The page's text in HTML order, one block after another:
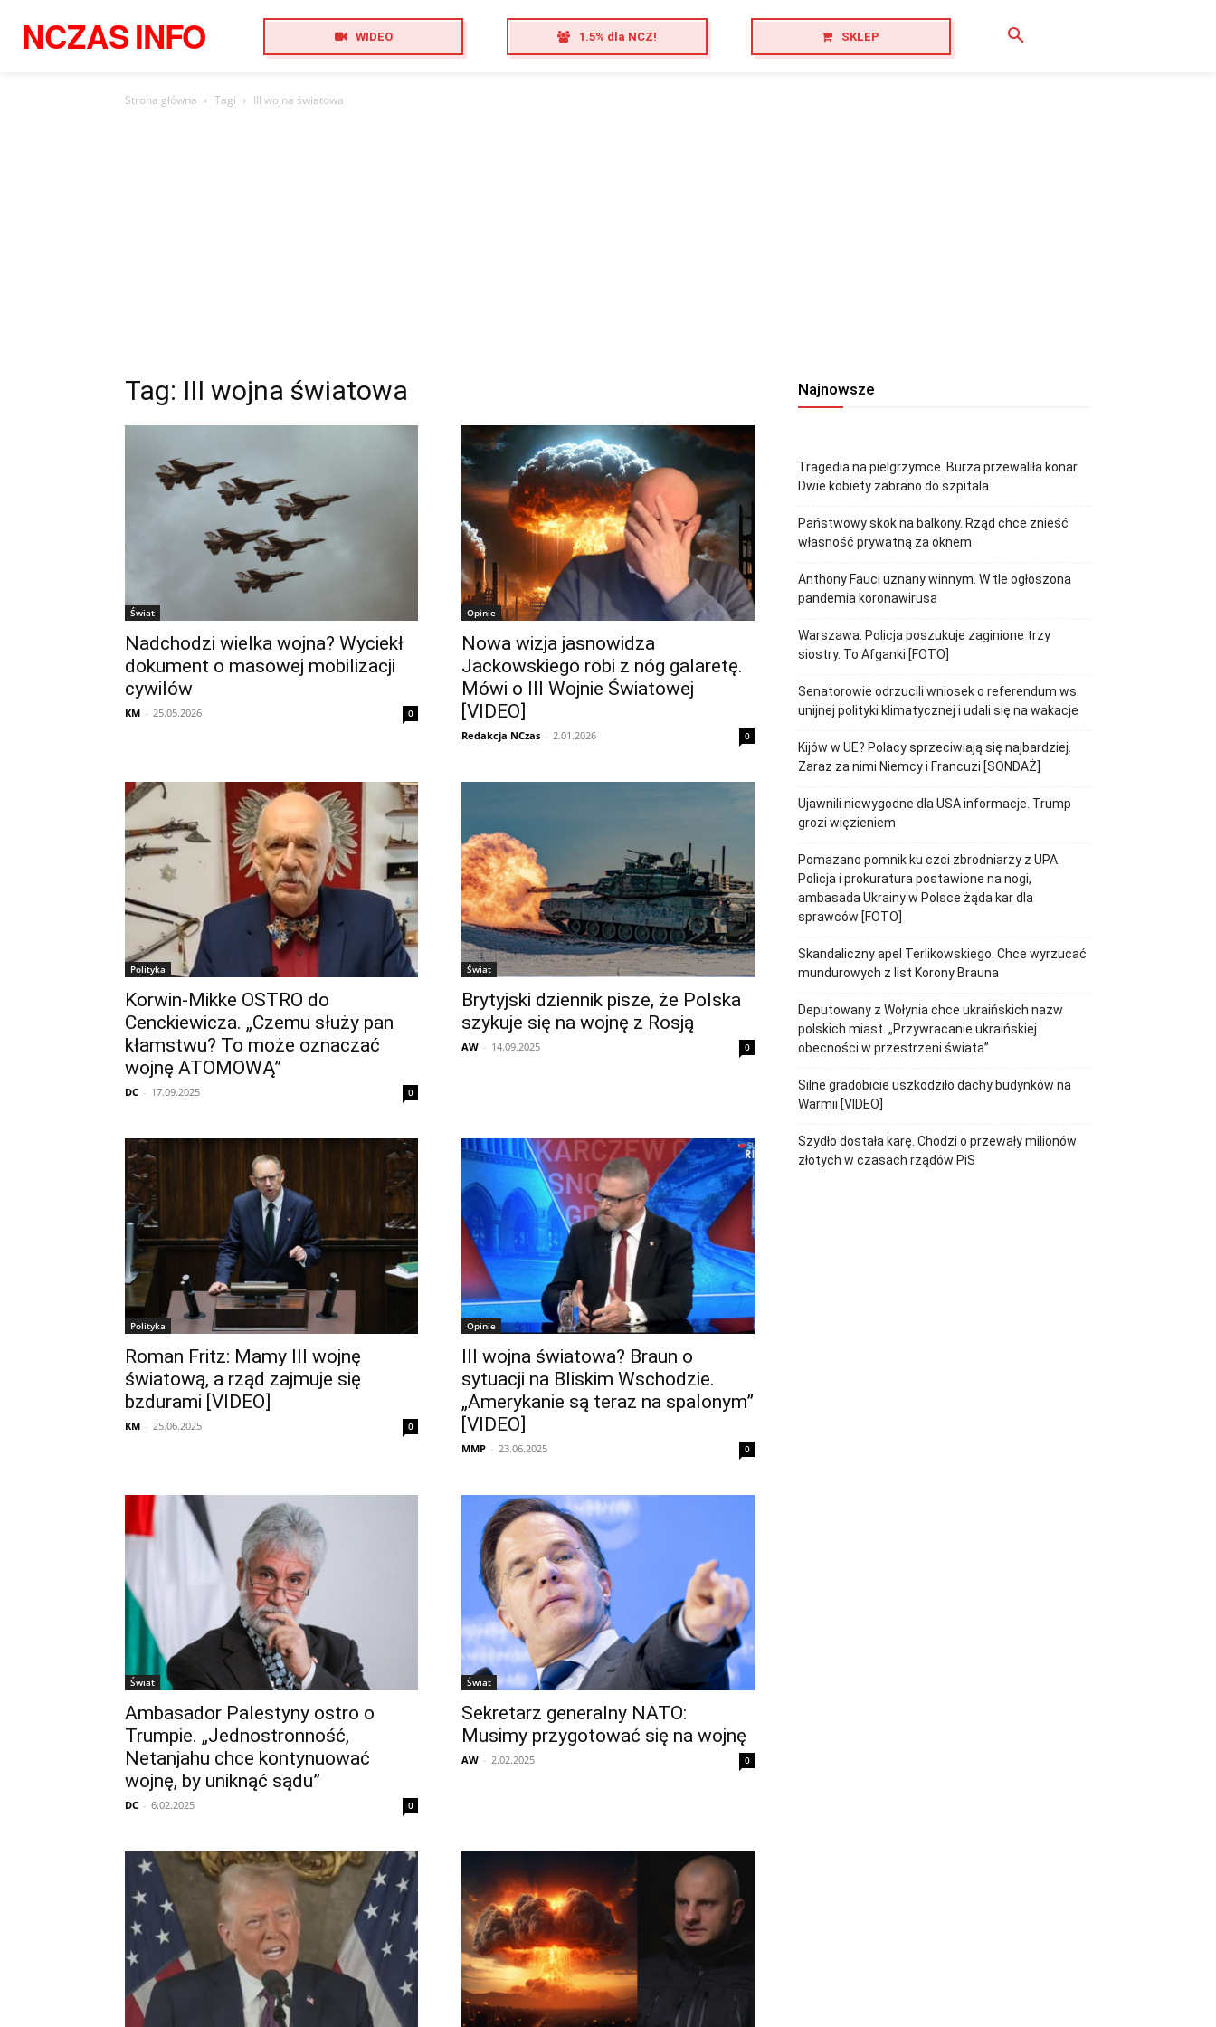
NCZASINFO WIDEO 1.5% dla NCZ! SKLEP
Strona główna Tagi III wojna światowa
Tag: III wojna światowa
Świat
Nadchodzi wielka wojna? Wyciekł
dokument o masowej mobilizacji
cywilów
KM - 25.05.2026 0
Opinie
Nowa wizja jasnowidza
Jackowskiego robi z nóg galaretę.
Mówi o III Wojnie Światowej
[VIDEO]
Redakcja NCzas - 2.01.2026 0
Polityka
Korwin-Mikke OSTRO do
Cenckiewicza. „Czemu służy pan
kłamstwu? To może oznaczać
wojnę ATOMOWĄ”
DC - 17.09.2025 0
Świat
Brytyjski dziennik pisze, że Polska
szykuje się na wojnę z Rosją
AW - 14.09.2025 0
Polityka
Roman Fritz: Mamy III wojnę
światową, a rząd zajmuje się
bzdurami [VIDEO]
KM - 25.06.2025 0
Opinie
III wojna światowa? Braun o
sytuacji na Bliskim Wschodzie.
„Amerykanie są teraz na spalonym”
[VIDEO]
MMP - 23.06.2025 0
Świat
Ambasador Palestyny ostro o
Trumpie. „Jednostronność,
Netanjahu chce kontynuować
wojnę, by uniknąć sądu”
DC - 6.02.2025 0
Świat
Sekretarz generalny NATO:
Musimy przygotować się na wojnę
AW - 2.02.2025 0
Najnowsze
Tragedia na pielgrzymce. Burza przewaliła konar.
Dwie kobiety zabrano do szpitala
Państwowy skok na balkony. Rząd chce znieść
własność prywatną za oknem
Anthony Fauci uznany winnym. W tle ogłoszona
pandemia koronawirusa
Warszawa. Policja poszukuje zaginione trzy
siostry. To Afganki [FOTO]
Senatorowie odrzucili wniosek o referendum ws.
unijnej polityki klimatycznej i udali się na wakacje
Kijów w UE? Polacy sprzeciwiają się najbardziej.
Zaraz za nimi Niemcy i Francuzi [SONDAŻ]
Ujawnili niewygodne dla USA informacje. Trump
grozi więzieniem
Pomazano pomnik ku czci zbrodniarzy z UPA.
Policja i prokuratura postawione na nogi,
ambasada Ukrainy w Polsce żąda kar dla
sprawców [FOTO]
Skandaliczny apel Terlikowskiego. Chce wyrzucać
mundurowych z list Korony Brauna
Deputowany z Wołynia chce ukraińskich nazw
polskich miast. „Przywracanie ukraińskiej
obecności w przestrzeni świata”
Silne gradobicie uszkodziło dachy budynków na
Warmii [VIDEO]
Szydło dostała karę. Chodzi o przewały milionów
złotych w czasach rządów PiS